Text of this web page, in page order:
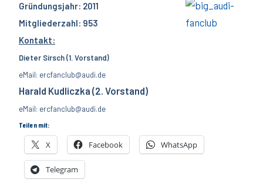
Gründungsjahr: 2011
Mitgliederzahl: 953
Kontakt:
Dieter Sirsch (1. Vorstand)
eMail: ercfanclub@audi.de
Harald Kudliczka (2. Vorstand)
eMail: ercfanclub@audi.de
Teilen mit:
X Facebook WhatsApp
Telegram